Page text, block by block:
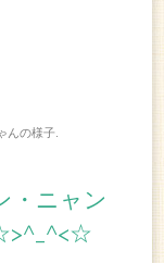
んの様子
・ニャン